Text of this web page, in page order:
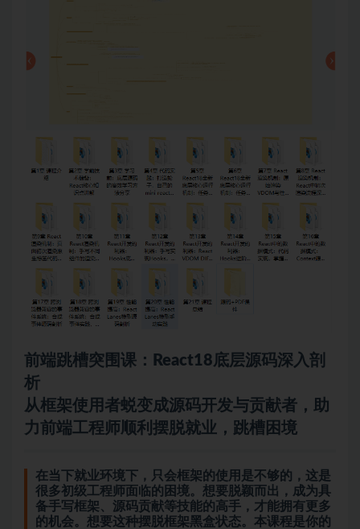
前端跳槽突围课：React18底层源码深入剖
析
从框架使用者蜕变成源码开发与贡献者，助
力前端工程师顺利摆脱就业，跳槽困境
在当下就业环境下，只会框架的使用是不够的，这是
很多初级工程师面临的困境。想要脱颖而出，成为具
备手写框架、源码贡献等技能的高手，才能拥有更多
的机会。想要这种摆脱框架黑盒状态。本课程是你的